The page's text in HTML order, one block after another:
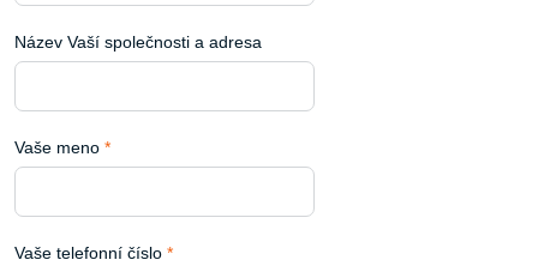
Název Vaší společnosti a adresa
Vaše meno *
Vaše telefonní číslo *